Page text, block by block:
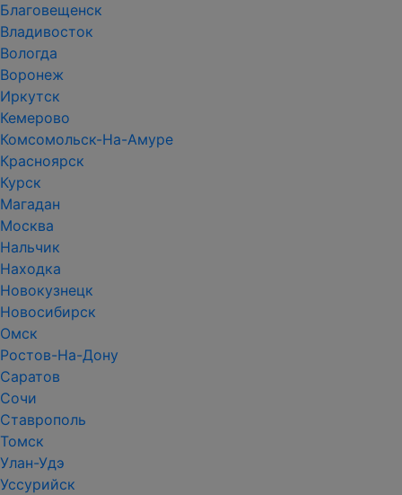
Благовещенск
Владивосток
Вологда
Воронеж
Иркутск
Кемерово
Комсомольск-На-Амуре
Красноярск
Курск
Магадан
Москва
Нальчик
Находка
Новокузнецк
Новосибирск
Омск
Ростов-На-Дону
Саратов
Сочи
Ставрополь
Томск
Улан-Удэ
Уссурийск